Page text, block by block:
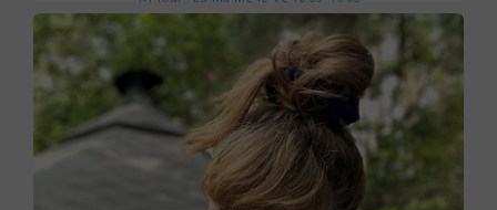
Nombre de séances : 2